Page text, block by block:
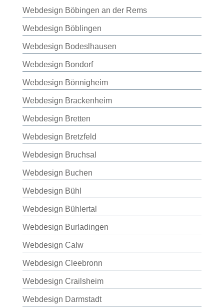
Webdesign Böbingen an der Rems
Webdesign Böblingen
Webdesign Bodeslhausen
Webdesign Bondorf
Webdesign Bönnigheim
Webdesign Brackenheim
Webdesign Bretten
Webdesign Bretzfeld
Webdesign Bruchsal
Webdesign Buchen
Webdesign Bühl
Webdesign Bühlertal
Webdesign Burladingen
Webdesign Calw
Webdesign Cleebronn
Webdesign Crailsheim
Webdesign Darmstadt